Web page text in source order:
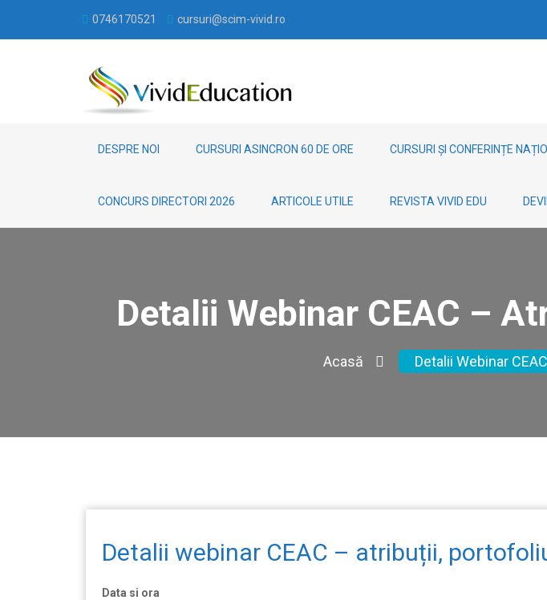
0746170521 cursuri@scim-vivid.ro
DESPRE NOI CURSURI ASINCRON 60 DE ORE CURSURI ȘI CONFERINȚE
CONCURS DIRECTORI 2026 ARTICOLE UTILE REVISTA VIVID EDU
Detalii Webinar CEAC –
Acasă Detalii Webinar
Detalii webinar CEAC – atribuții,
Data si ora